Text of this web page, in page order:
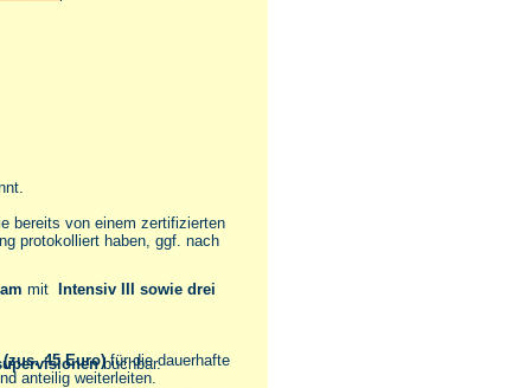
bereits von einem zertifizierten
protokolliert haben, ggf. nach
mit
Intensiv III sowie drei
(zus. 45 Euro)für die dauerhafte
anteilig weiterleiten.
buchbar.